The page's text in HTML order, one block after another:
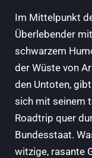
Im Mittelpunkt
Überlebender
schwarzem
der Wüste von
den Untoten,
sich mit seinem
Roadtrip quer
Bundesstaat.
witzige, rasante